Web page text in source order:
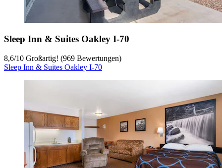
Sleep Inn & Suites Oakley I-70
8,6/10 Großartig! (969 Bewertungen)
Sleep Inn & Suites Oakley I-70